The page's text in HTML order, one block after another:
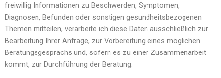
freiwillig Informationen zu Beschwerden, Symptomen,
Diagnosen, Befunden oder sonstigen gesundheitsbezogenen
Themen mitteilen, verarbeite ich diese Daten ausschließlich zur
Bearbeitung Ihrer Anfrage, zur Vorbereitung eines möglichen
Beratungsgesprächs und, sofern es zu einer Zusammenarbeit
kommt, zur Durchführung der Beratung.